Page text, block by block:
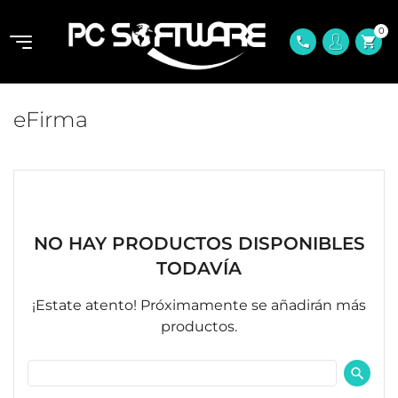
phone shopping_cart
0
eFirma
NO HAY PRODUCTOS DISPONIBLES
TODAVÍA
¡Estate atento! Próximamente se añadirán más
productos.